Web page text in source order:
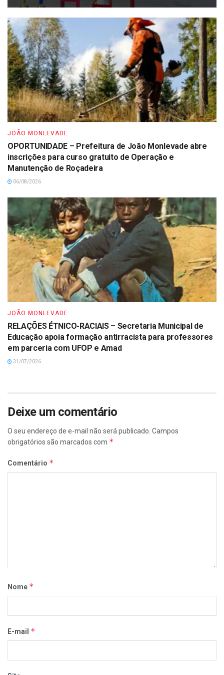
JOÃO MONLEVADE
OPORTUNIDADE – Prefeitura de João Monlevade abre
inscrições para curso gratuito de Operação e
Manutenção de Roçadeira
06/08/2026
JOÃO MONLEVADE
RELAÇÕES ÉTNICO-RACIAIS – Secretaria Municipal de
Educação apoia formação antirracista para professores
em parceria com UFOP e Amad
31/07/2026
Deixe um comentário
O seu endereço de e-mail não será publicado. Campos
obrigatórios são marcados com *
Comentário *
Nome *
E-mail *